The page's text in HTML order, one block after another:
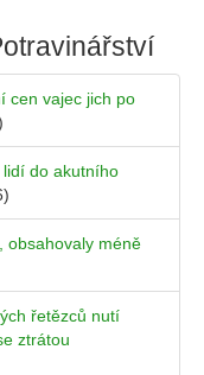
cen vajec jich po
do akutního
obsahovaly méně
řetězců nutí
ztrátou